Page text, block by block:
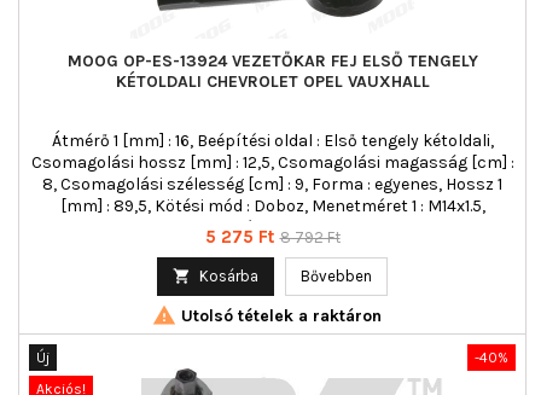
MOOG OP-ES-13924 VEZETŐKAR FEJ ELSŐ TENGELY
KÉTOLDALI CHEVROLET OPEL VAUXHALL
Átmérő 1 [mm] : 16, Beépítési oldal : Első tengely kétoldali,
Csomagolási hossz [mm] : 12,5, Csomagolási magasság [cm] :
8, Csomagolási szélesség [cm] : 9, Forma : egyenes, Hossz 1
[mm] : 89,5, Kötési mód : Doboz, Menetméret 1 : M14x1.5,
Menetméret 2 : M12X1.75
Ár
5 275 Ft Normál
8 792 Ft
 Kosárba Bővebben
 Utolsó tételek a raktáron
-40%
Új
Akciós!